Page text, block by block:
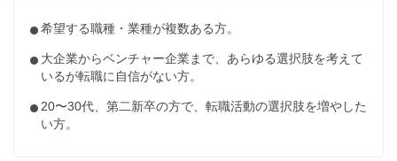
希望する職種・業種が複数ある方。
大企業からベンチャー企業まで、あらゆる選択肢を考えて
いるが転職に自信がない方。
20〜30代、第二新卒の方で、転職活動の選択肢を増やした
い方。